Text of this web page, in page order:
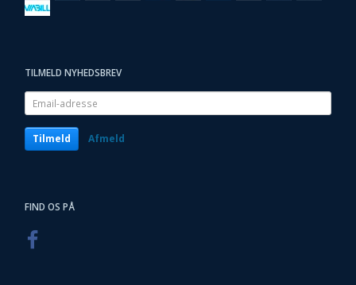
TILMELD NYHEDSBREV
Email-
adresse
Tilmeld Afmeld
FIND OS PÅ